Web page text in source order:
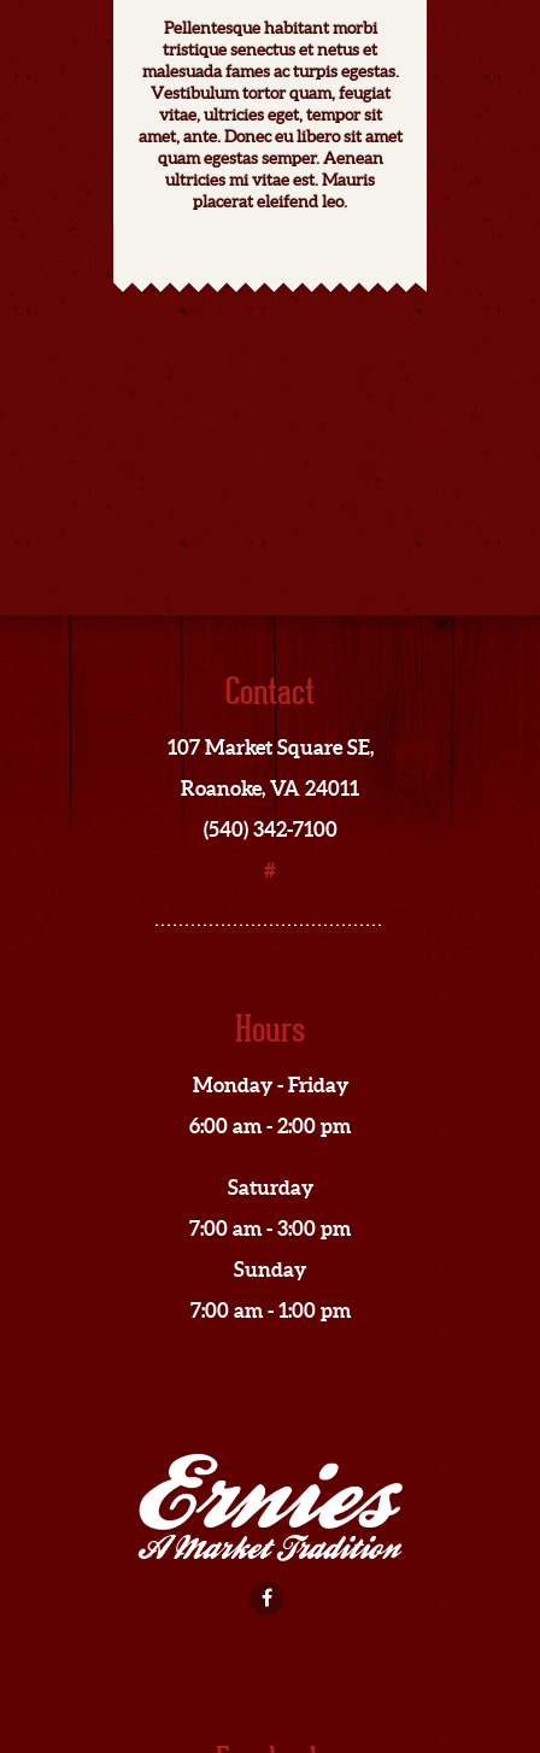
Pellentesque habitant morbi
tristique senectus et netus et
malesuada fames ac turpis egestas.
Vestibulum tortor quam, feugiat
vitae, ultricies eget, tempor sit
amet, ante. Donec eu libero sit amet
quam egestas semper. Aenean
ultricies mi vitae est. Mauris
placerat eleifend leo.
Contact
107 Market Square SE,
Roanoke, VA 24011
(540) 342-7100
#
Hours
Monday - Friday
6:00 am - 2:00 pm
Saturday
7:00 am - 3:00 pm
Sunday
7:00 am - 1:00 pm